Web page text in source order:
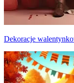
Dekoracje